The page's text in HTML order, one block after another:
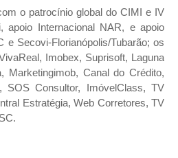
o patrocínio global do CIMI e IV
apoio Internacional NAR, e apoio
e Secovi-Florianópolis/Tubarão; os
Imobex, Suprisoft, Laguna
Marketingimob, Canal do Crédito,
SOS Consultor, ImóvelClass, TV
Estratégia, Web Corretores, TV